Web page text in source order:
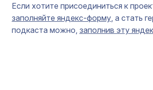
Если хотите присоединиться к
заполняйте яндекс-форму, а стать
подкаста можно, заполнив эту